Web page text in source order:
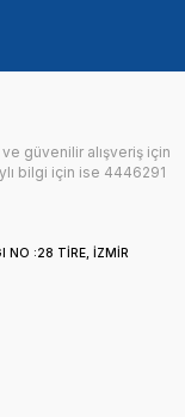
güvenilir alışveriş için
bilgi için ise 4446291
NO :28 TİRE, İZMİR